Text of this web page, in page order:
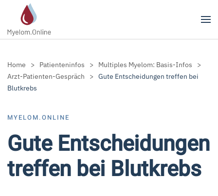
Zum Hauptinhalt springen
Home Patienteninfos
Multiples Myelom: Basis-Infos
Arzt-Patienten-Gespräch
Gute Entscheidungen treffen bei
Blutkrebs
MYELOM.ONLINE
Gute Entscheidungen
treffen bei Blutkrebs